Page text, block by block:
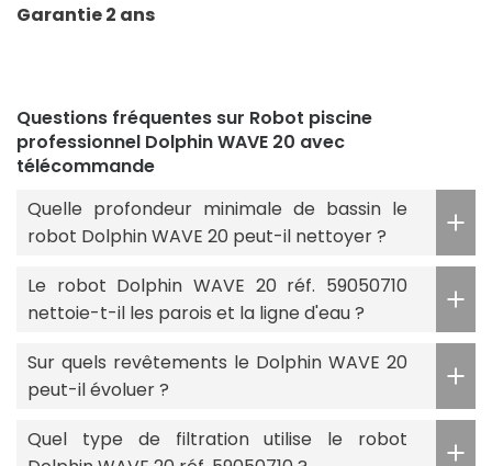
Garantie 2 ans
Questions fréquentes sur Robot piscine
professionnel Dolphin WAVE 20 avec
télécommande
Quelle profondeur minimale de bassin le
robot Dolphin WAVE 20 peut-il nettoyer ?
Le robot Dolphin WAVE 20 réf. 59050710
nettoie-t-il les parois et la ligne d'eau ?
Sur quels revêtements le Dolphin WAVE 20
peut-il évoluer ?
Quel type de filtration utilise le robot